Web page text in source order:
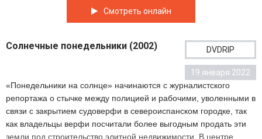
Смотреть онлайн
Солнечные понедельники (2002) DVDRIP
19 января 2022
«Понедельники на солнце» начинаются с журналистского
репортажа о стычке между полицией и рабочими, уволенными в
связи с закрытием судоверфи в североиспанском городке, так
как владельцы верфи посчитали более выгодным продать эти
земли под строительство элитной недвижимости. В центре